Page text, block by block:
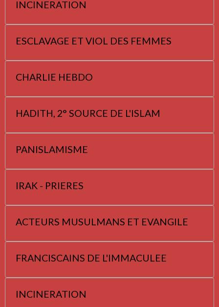
INCINERATION
ESCLAVAGE ET VIOL DES FEMMES
CHARLIE HEBDO
HADITH, 2° SOURCE DE L'ISLAM
PANISLAMISME
IRAK - PRIERES
ACTEURS MUSULMANS ET EVANGILE
FRANCISCAINS DE L'IMMACULEE
INCINERATION